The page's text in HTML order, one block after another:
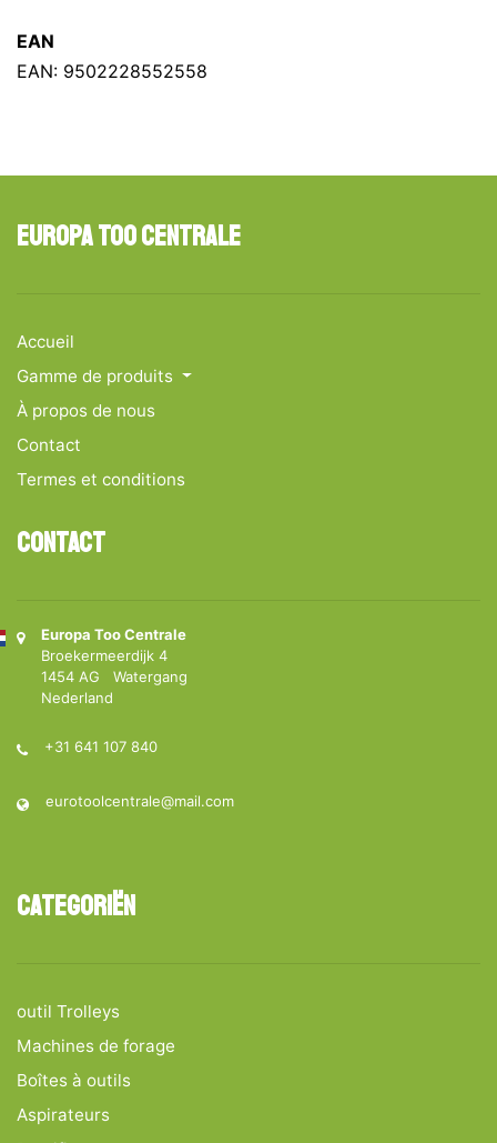
EAN
EAN: 9502228552558
Europa Too Centrale
Accueil
Gamme de produits
À propos de nous
Contact
Termes et conditions
Contact
Europa Too Centrale
Broekermeerdijk 4
1454 AG Watergang
Nederland
+31 641 107 840
eurotoolcentrale@mail.com
Categoriën
outil Trolleys
Machines de forage
Boîtes à outils
Aspirateurs